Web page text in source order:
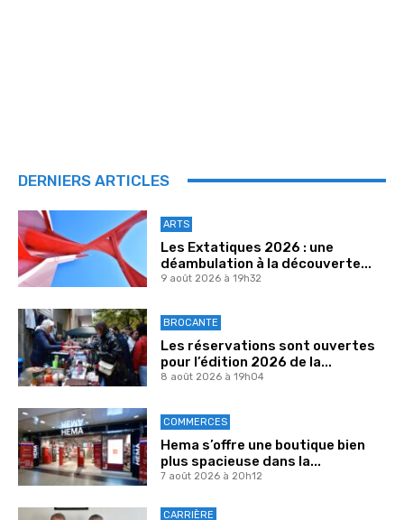
DERNIERS ARTICLES
ARTS
Les Extatiques 2026 : une
déambulation à la découverte...
9 août 2026 à 19h32
BROCANTE
Les réservations sont ouvertes
pour l’édition 2026 de la...
8 août 2026 à 19h04
COMMERCES
Hema s’offre une boutique bien
plus spacieuse dans la...
7 août 2026 à 20h12
CARRIÈRE